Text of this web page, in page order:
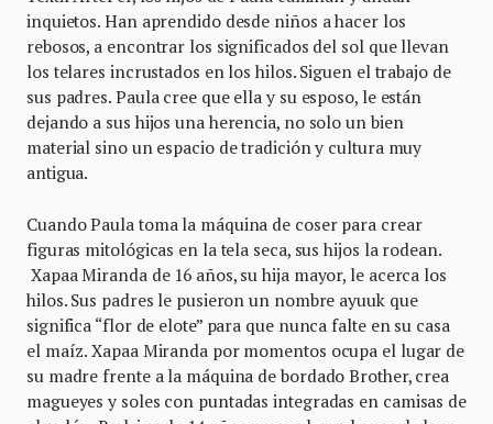
inquietos. Han aprendido desde niños a hacer los
rebosos, a encontrar los significados del sol que llevan
los telares incrustados en los hilos. Siguen el trabajo de
sus padres. Paula cree que ella y su esposo, le están
dejando a sus hijos una herencia, no solo un bien
material sino un espacio de tradición y cultura muy
antigua.
Cuando Paula toma la máquina de coser para crear
figuras mitológicas en la tela seca, sus hijos la rodean.
Xapaa Miranda de 16 años, su hija mayor, le acerca los
hilos. Sus padres le pusieron un nombre ayuuk que
significa “flor de elote” para que nunca falte en su casa
el maíz. Xapaa Miranda por momentos ocupa el lugar de
su madre frente a la máquina de bordado Brother, crea
magueyes y soles con puntadas integradas en camisas de